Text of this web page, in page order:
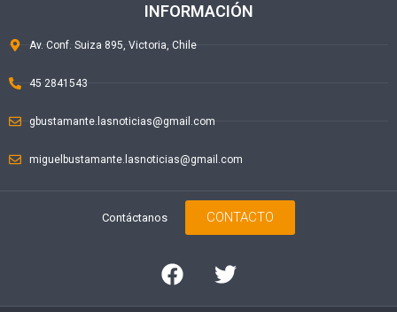
INFORMACIÓN
Av. Conf. Suiza 895, Victoria, Chile
45 2841543
gbustamante.lasnoticias@gmail.com
miguelbustamante.lasnoticias@gmail.com
Contáctanos CONTACTO